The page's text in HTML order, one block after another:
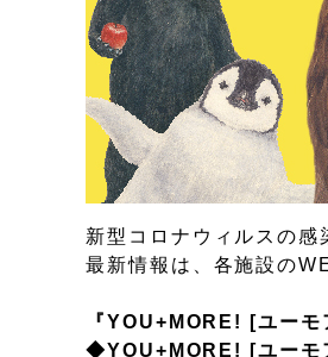
新型コロナウィルスの感
最新情報は、各施設の
『YOU+MORE! [ユー
◆YOU+MORE! [ユーモ